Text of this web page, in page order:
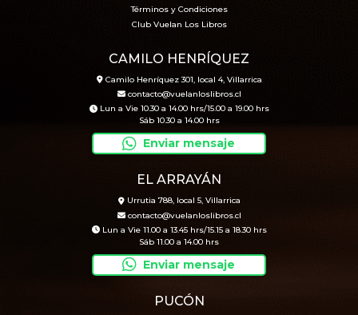
Términos y Condiciones
Club Vuelan Los Libros
CAMILO HENRÍQUEZ
Camilo Henríquez 301, local 4, Villarrica
contacto@vuelanloslibros.cl
Lun a Vie 10.30 a 14.00 hrs/15.00 a 19.00 hrs
Sáb 10.30 a 14.00 hrs
Enviar mensaje
EL ARRAYÁN
Urrutia 788, local 5, Villarrica
contacto@vuelanloslibros.cl
Lun a Vie 11.00 a 13.45 hrs/15.15 a 18.30 hrs
Sáb 11.00 a 14.00 hrs
Enviar mensaje
PUCÓN